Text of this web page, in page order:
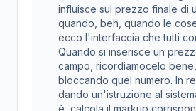
influisce sul prezzo finale di
quando, beh, quando le
ecco l'interfaccia che tutti
Quando si inserisce un
campo, ricordiamocelo
bloccando quel numero. In
dando un'istruzione al
è, calcola il markup